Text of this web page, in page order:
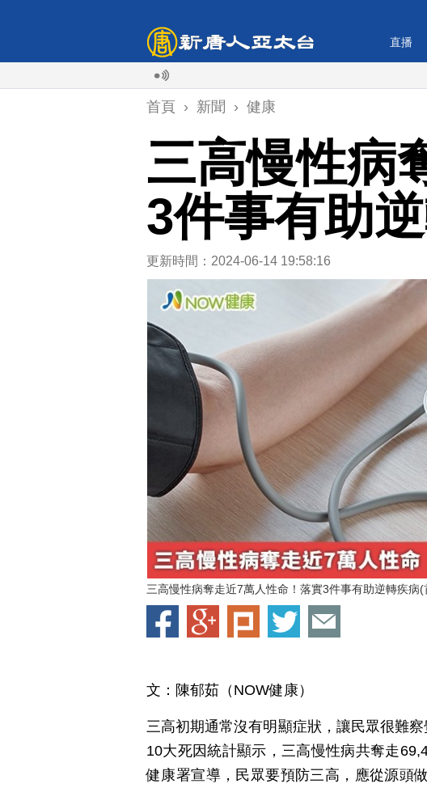
直播
首頁 › 新聞 › 健康
三高慢性病
3件事有助
更新時間：2024-06-14 19:58:16
三高慢性病奪走近7萬人性命！落實3件事有助逆轉疾病
文：陳郁茹（NOW健康）
三高初期通常沒有明顯症狀，讓民眾很難
10大死因統計顯示，三高慢性病共奪走
健康署宣導，民眾要預防三高，應從源頭